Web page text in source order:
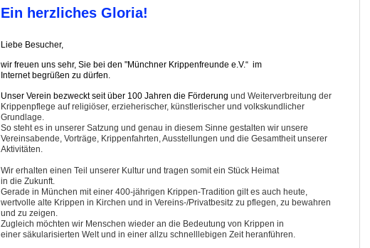
Ein herzliches Gloria!
Liebe Besucher,
wir freuen uns sehr, Sie bei den "Münchner Krippenfreunde e.V.“ im
Internet begrüßen zu dürfen.
Unser Verein bezweckt seit über 100 Jahren die Förderung und Weiterverbreitung der
Krippenpflege auf religiöser, erzieherischer, künstlerischer und volkskundlicher
Grundlage.
So steht es in unserer Satzung und genau in diesem Sinne gestalten wir unsere
Vereinsabende, Vorträge, Krippenfahrten, Ausstellungen und die Gesamtheit unserer
Aktivitäten.
Wir erhalten einen Teil unserer Kultur und tragen somit ein Stück Heimat
in die Zukunft.
Gerade in München mit einer 400-jährigen Krippen-Tradition gilt es auch heute,
wertvolle alte Krippen in Kirchen und in Vereins-/Privatbesitz zu pflegen, zu bewahren
und zu zeigen.
Zugleich möchten wir Menschen wieder an die Bedeutung von Krippen in
einer säkularisierten Welt und in einer allzu schnelllebigen Zeit heranführen.